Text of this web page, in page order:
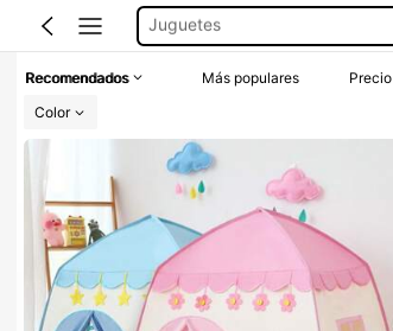
Casa De Campaña
Recomendados Más populares Precio
Color